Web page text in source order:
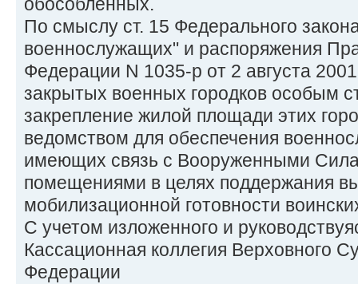
По смыслу ст. 15 Федерального
военнослужащих" и распоряжения
Федерации N 1035-р от 2 августа
закрытых военных городков особым
закрепление жилой площади этих
ведомством для обеспечения
имеющих связь с Вооруженными
помещениями в целях поддержания
мобилизационной готовности
С учетом изложенного и
Кассационная коллегия Верховного
Федерации